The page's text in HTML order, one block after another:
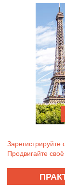
Зарегистрируйте
Продвигайте